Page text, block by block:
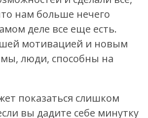
нам больше нечего
деле все еще есть.
мотивацией и новым
люди, способны на
показаться слишком
вы дадите себе минутку